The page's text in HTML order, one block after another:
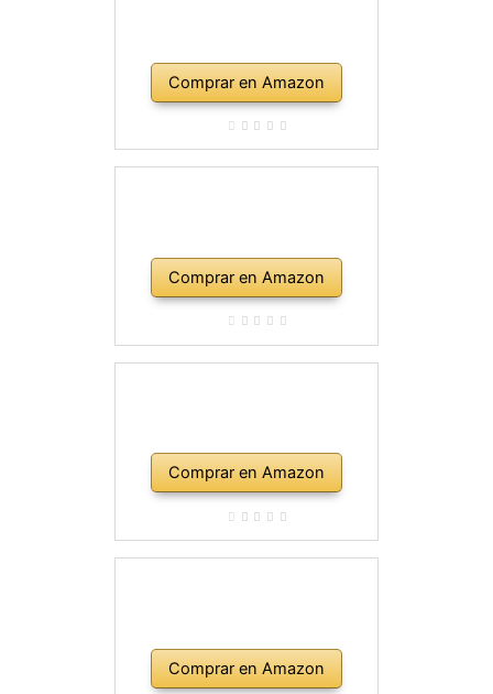
Comprar en Amazon
Comprar en Amazon
Comprar en Amazon
Comprar en Amazon